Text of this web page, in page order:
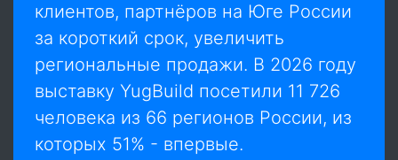
клиентов, партнёров на Юге России
за короткий срок, увеличить
региональные продажи. В 2026 году
выставку YugBuild посетили 11 726
человека из 66 регионов России, из
которых 51% - впервые.